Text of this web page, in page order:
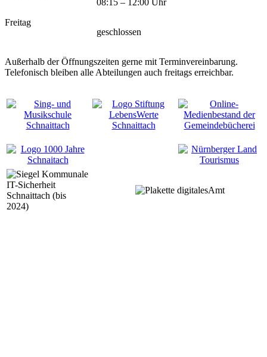
Freitag
geschlossen
Außerhalb der Öffnungszeiten gerne mit Terminvereinbarung.
Telefonisch bleiben alle Abteilungen auch freitags erreichbar.